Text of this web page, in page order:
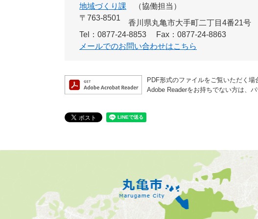
地域づくり課
協働担当
〒763-8501
香川県丸亀市大手町二丁目4番21号
Tel：0877-24-8853
Fax：0877-24-8863
メールでのお問い合わせはこちら
PDF形式のファイルをご覧いただく場
Adobe Readerをお持ちでない方は、